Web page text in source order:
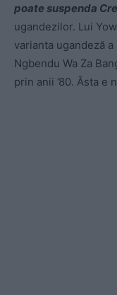
poate suspenda
ugandezilor. Lui
varianta ugandeză
Ngbendu Wa Za
prin anii ’80. Ăsta e